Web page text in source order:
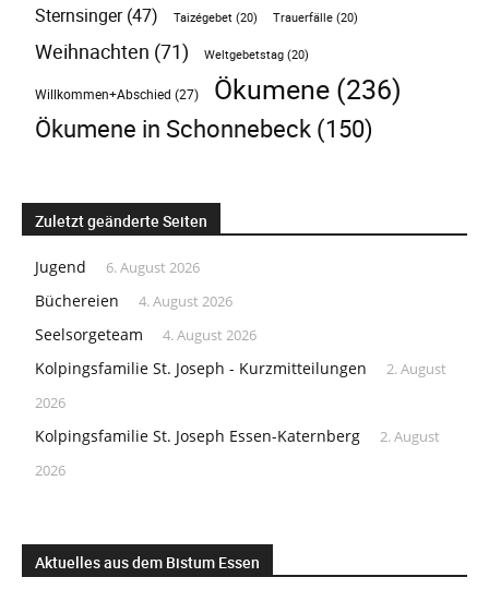
Sternsinger(47) Taizégebet (20) Trauerfälle (20)
Weihnachten (71) Weltgebetstag (20)
Willkommen+Abschied (27) Ökumene (236)
Ökumene in Schonnebeck (150)
Zuletzt geänderte Seiten
Jugend 6. August 2026
Büchereien 4. August 2026
Seelsorgeteam 4. August 2026
Kolpingsfamilie St. Joseph - Kurzmitteilungen
2. August
2026
Kolpingsfamilie St. Joseph Essen-Katernberg
2. August
2026
Aktuelles aus dem Bistum Essen